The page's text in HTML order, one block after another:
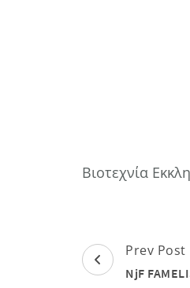
Βιοτεχνία
PostPrev Post
NjF